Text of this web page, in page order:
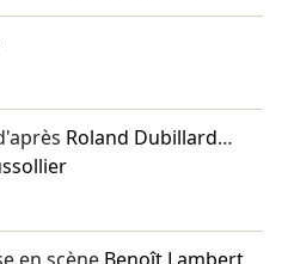
Roland Dubillard…